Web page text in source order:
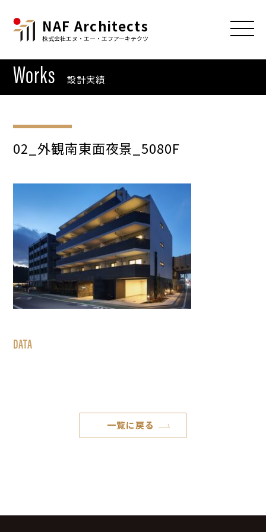
NAF Architects
株式会社エヌ・エー・エフアーキテクツ
Works 設計実績
02_外観南東面夜景_5080F
DATA
一覧に戻る